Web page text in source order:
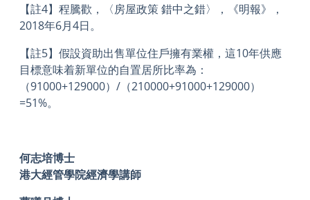
【註4】程騰歡，〈房屋政策 錯中之錯〉，《明報》，
2018年6月4日。
【註5】假設資助出售單位住戶擁有業權，這10年供應
目標意味着新單位的自置居所比率為：
（91000+129000）/（210000+91000+129000）
=51%。
何志培博士
港大經管學院經濟學講師